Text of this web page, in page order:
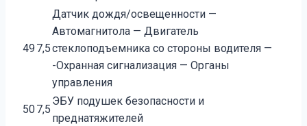
49 7,5
Датчик дождя/освещенности —
Автомагнитола — Двигатель
стеклоподъемника со стороны водителя —
-Охранная сигнализация — Органы
управления
507,5
ЭБУ подушек безопасности и
преднатяжителей